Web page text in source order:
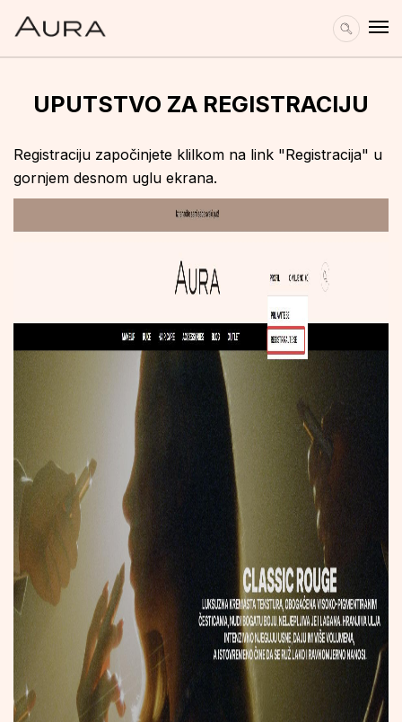
UPUTSTVO ZA REGISTRACIJU
Registraciju započinjete klilkom na link "Registracija" u
gornjem desnom uglu ekrana.